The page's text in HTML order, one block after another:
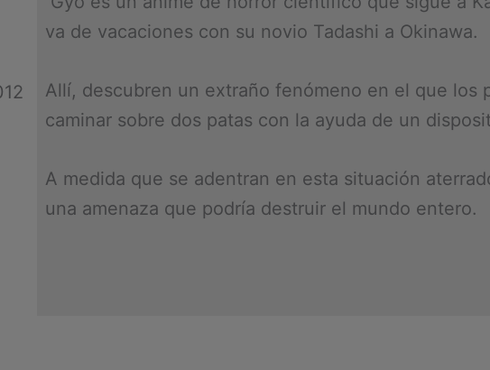
va de vacaciones con su novio Tadashi a Okinawa.
Allí, descubren un extraño fenómeno en el que los
caminar sobre dos patas con la ayuda de un
A medida que se adentran en esta situación
una amenaza que podría destruir el mundo entero.